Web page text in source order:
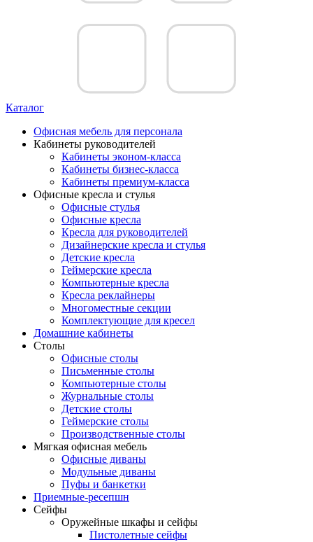
Каталог
Офисная мебель для персонала
Кабинеты руководителей
Кабинеты эконом-класса
Кабинеты бизнес-класса
Кабинеты премиум-класса
Офисные кресла и стулья
Офисные стулья
Офисные кресла
Кресла для руководителей
Дизайнерские кресла и стулья
Детские кресла
Геймерские кресла
Компьютерные кресла
Кресла реклайнеры
Многоместные секции
Комплектующие для кресел
Домашние кабинеты
Столы
Офисные столы
Письменные столы
Компьютерные столы
Журнальные столы
Детские столы
Геймерские столы
Производственные столы
Мягкая офисная мебель
Офисные диваны
Модульные диваны
Пуфы и банкетки
Приемные-ресепшн
Сейфы
Оружейные шкафы и сейфы
Пистолетные сейфы